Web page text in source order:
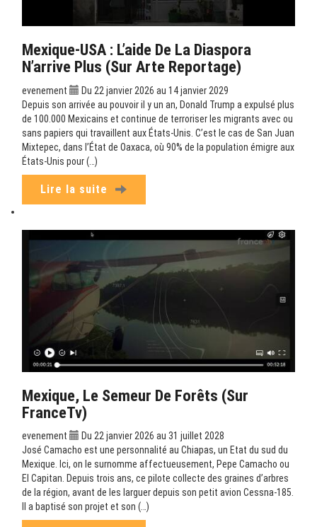
Mexique-USA : L’aide De La Diaspora
N’arrive Plus (sur Arte Reportage)
evenement
Du 22 janvier 2026 au 14 janvier 2029
Depuis son arrivée au pouvoir il y un an, Donald Trump a expulsé plus
de 100.000 Mexicains et continue de terroriser les migrants avec ou
sans papiers qui travaillent aux États-Unis. C’est le cas de San Juan
Mixtepec, dans l’État de Oaxaca, où 90% de la population émigre aux
États-Unis pour (…)
Lire la suite
Mexique, Le Semeur De Forêts (sur
FranceTv)
evenement
Du 22 janvier 2026 au 31 juillet 2028
José Camacho est une personnalité au Chiapas, un Etat du sud du
Mexique. Ici, on le surnomme affectueusement, Pepe Camacho ou
El Capitan. Depuis trois ans, ce pilote collecte des graines d’arbres
de la région, avant de les larguer depuis son petit avion Cessna-185.
Il a baptisé son projet et son (…)